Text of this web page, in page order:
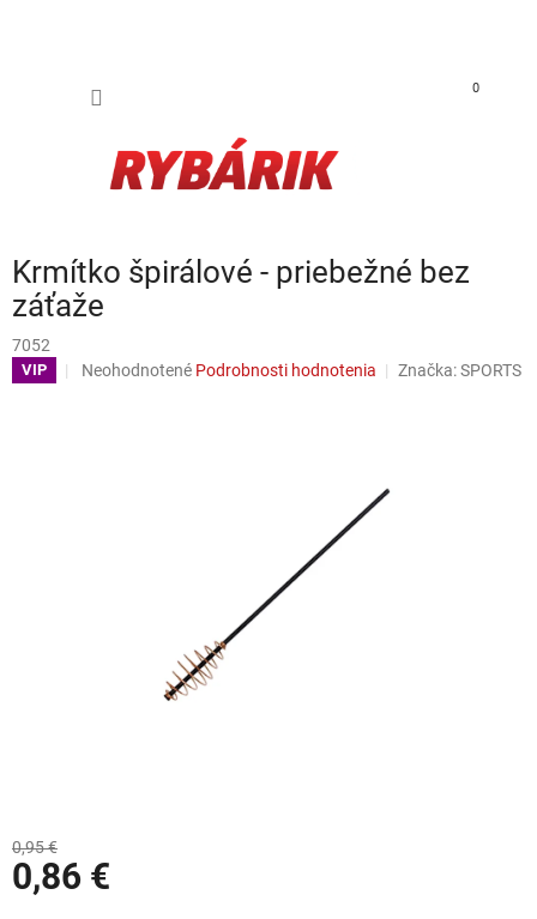
0
Krmítko špirálové - priebežné bez
záťaže
7052
VIP Priemerné hodnotenie produktu je 0,0 z 5 hviezdičiek.
Neohodnotené Podrobnosti hodnotenia Značka:SPORTS
0,95 €
0,86 €